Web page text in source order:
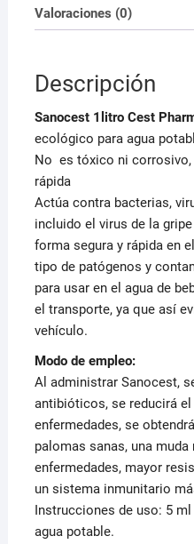
de
la
aviar
cantidad
Valoraciones (0)
Descripción
Sanocest 1litro Cest
ecológico para agua
No es tóxico ni corrosivo,
rápida
Actúa contra bacterias,
incluido el virus de la
forma segura y rápida en
tipo de patógenos y
para usar en el agua de
el transporte, ya que así
vehículo.
Modo de empleo:
Al administrar Sanocest,
antibióticos, se reducirá
enfermedades, se
palomas sanas, una
enfermedades, mayor
un sistema inmunitario
Instrucciones de uso: 5
agua potable.